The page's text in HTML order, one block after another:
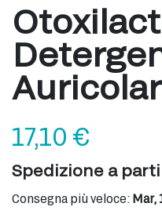
Otoxilact
17,10 €
Spedizione a
Consegna più veloce: Mar,